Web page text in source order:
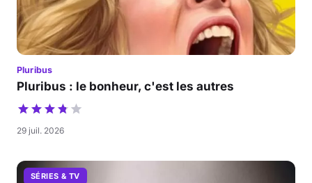
Pluribus
Pluribus : le bonheur, c'est les autres
29 juil. 2026
SÉRIES & TV